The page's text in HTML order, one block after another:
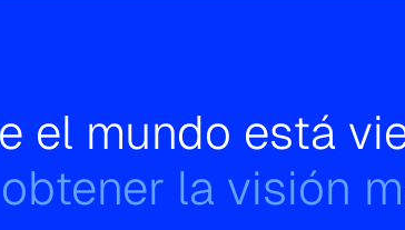
el mundo está
la visión